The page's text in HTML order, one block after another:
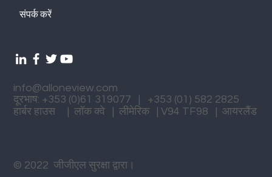
संपर्क करें
info@alloneview.com
दूरभाष: +353 (0)61 319077 | +353 (01) 582 2825
हार्बर हाउस | लॉक क्वे | लीमेरिक | V94 TF98 | आयरलैंड
© 2022 जीजीएल सुरक्षा द्वारा।